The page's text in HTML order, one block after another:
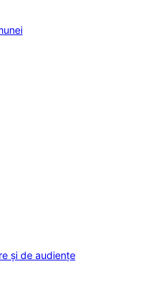
și de audiențe